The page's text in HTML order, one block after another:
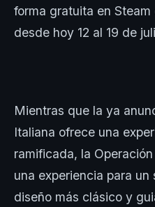
forma gratuita en
desde hoy 12 al 19 de
Mientras que la ya
Italiana ofrece una
ramificada, la
una experiencia para
diseño más clásico y